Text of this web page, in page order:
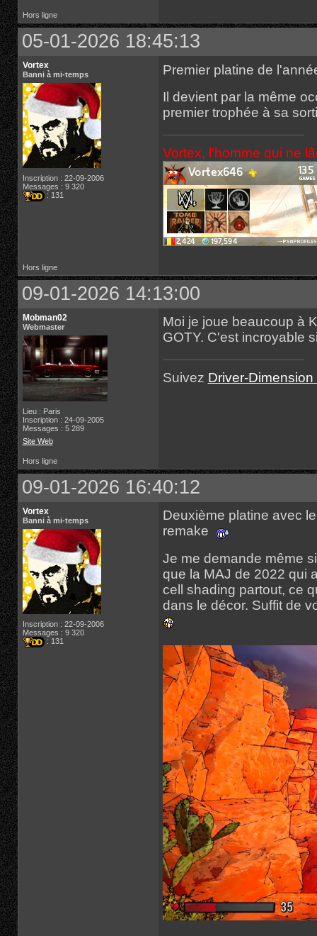
Hors ligne
05-01-2026 18:45:13
Vortex
Banni à mi-temps
Inscription : 22-09-2006
Messages : 9 320
: 131
Premier platine de
Il devient par la même
premier trophée à sa
Vortex, l'homme qui ne
Hors ligne
09-01-2026 14:13:00
Mobman02
Webmaster
Lieu : Paris
Inscription : 24-09-2005
Messages : 5 289
Site Web
Moi je joue beaucoup à
GOTY. C'est incroyable
Suivez Driver-Dimension
Hors ligne
09-01-2026 16:40:12
Vortex
Banni à mi-temps
Inscription : 22-09-2006
Messages : 9 320
: 131
Deuxième platine avec
remake
Je me demande même
que la MAJ de 2022 qui
cell shading partout, ce
dans le décor. Suffit de